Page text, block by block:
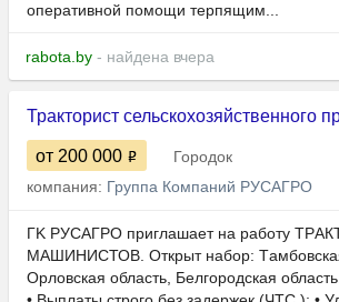
оперативной помощи терпящим...
rabota.by - найдена вчера
Тракторист сельскохозяйственного
от 200 000
Городок
компания: Группа Компаний РУСАГРО
ГK PУCАГРО приглашает на рaботу
MAШИHИCТОВ. Откpыт нaбоp:
Оpлoвcкая oблaсть, Белгopoдскaя